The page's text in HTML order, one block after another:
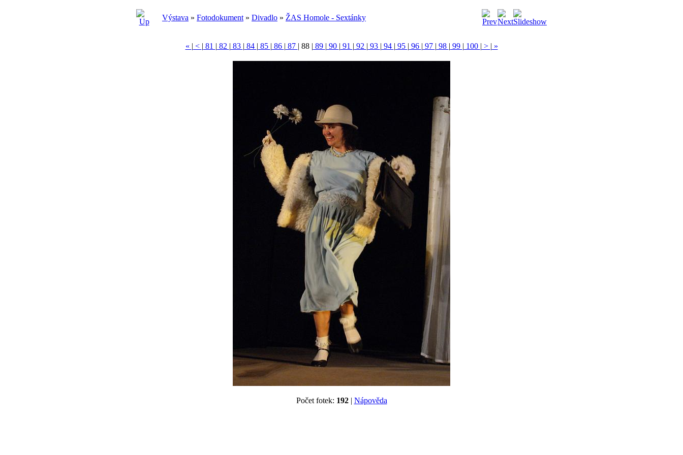
Výstava » Fotodokument » Divadlo » ŽAS Homole - Sextánky
« | < | 81 | 82 | 83 | 84 | 85 | 86 | 87 | 88 | 89 | 90 | 91 | 92 | 93 | 94 | 95 | 96 | 97 | 98 | 99 | 100 | > | »
Počet fotek: 192| Nápověda